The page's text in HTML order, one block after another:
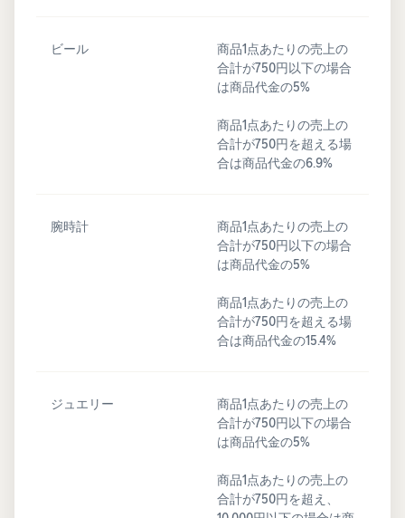
ビール
商品1点あたりの売上の
合計が750円以下の場合
は商品代金の5%
商品1点あたりの売上の
合計が750円を超える場
合は商品代金の6.9%
腕時計
商品1点あたりの売上の
合計が750円以下の場合
は商品代金の5%
商品1点あたりの売上の
合計が750円を超える場
合は商品代金の15.4%
ジュエリー
商品1点あたりの売上の
合計が750円以下の場合
は商品代金の5%
商品1点あたりの売上の
合計が750円を超え、